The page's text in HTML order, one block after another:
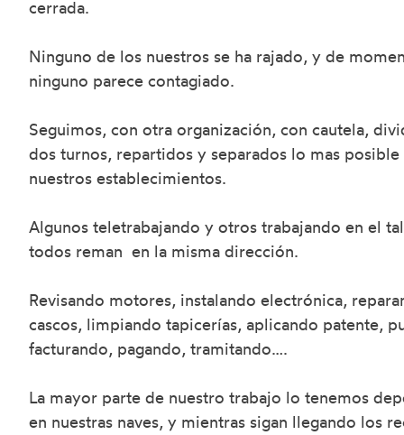
cerrada.
Ninguno de los nuestros se ha rajado, y de
ninguno parece contagiado.
Seguimos, con otra organización, con cautela,
dos turnos, repartidos y separados lo mas posible
nuestros establecimientos.
Algunos teletrabajando y otros trabajando en el
todos reman en la misma dirección.
Revisando motores, instalando electrónica,
cascos, limpiando tapicerías, aplicando patente,
facturando, pagando, tramitando….
La mayor parte de nuestro trabajo lo tenemos
en nuestras naves, y mientras sigan llegando los